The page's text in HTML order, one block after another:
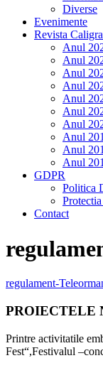
Diverse
Evenimente
Revista
Anul
Anul
Anul
Anul
Anul
Anul
Anul
Anul
Anul
Anul
GDPR
Politica
Contact
regulament-
PROIECTELE
Printre activitatile
Fest“,Festivalul